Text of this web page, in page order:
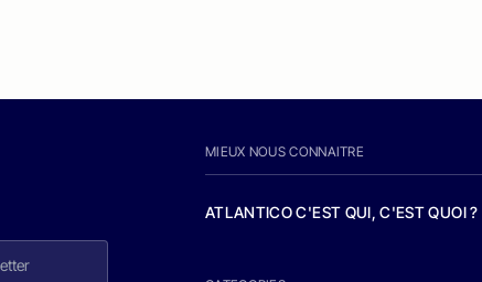
MIEUX NOUS CONNAITRE
ATLANTICO C'EST QUI, C'EST QUOI ?